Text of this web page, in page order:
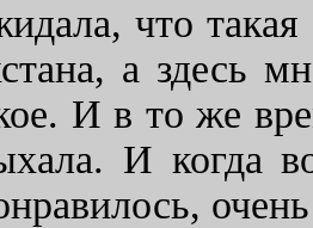
что такая
а здесь
И в то же
И когда